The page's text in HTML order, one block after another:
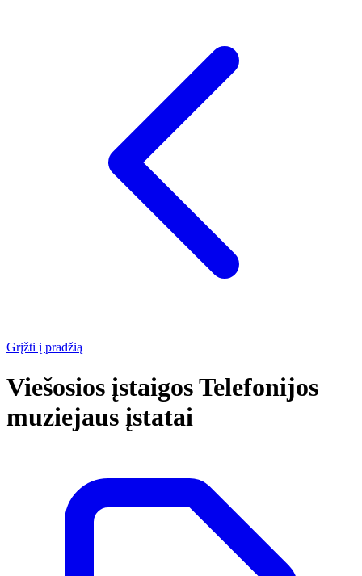
Grįžti į pradžią
Viešosios įstaigos Telefonijos
muziejaus įstatai